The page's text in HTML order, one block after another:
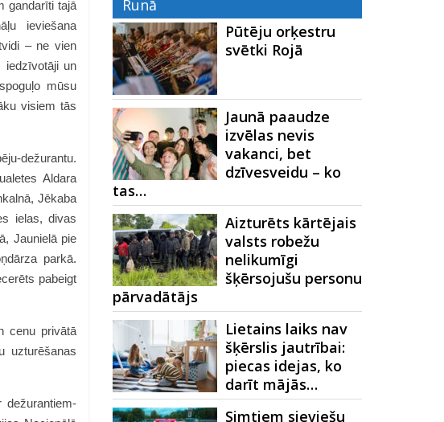
gandarīti tajā
ieviešana
– ne vien
iedzīvotāji un
mūsu
visiem tās
dežurantu.
Aldara
Jēkaba
ielas, divas
Jaunielā pie
parkā.
pabeigt
cenu privātā
uzturēšanas
Runā
Pūtēju orķestru
svētki Rojā
Jaunā paaudze
izvēlas nevis
vakanci, bet
dzīvesveidu – ko
tas…
Aizturēts kārtējais
valsts robežu
nelikumīgi
šķērsojušu personu
pārvadātājs
Lietains laiks nav
šķērslis jautrībai:
piecas idejas, ko
darīt mājās…
Simtiem sieviešu